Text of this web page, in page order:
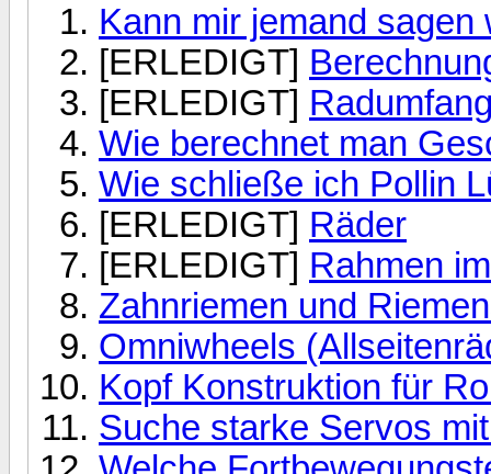
Kann mir jemand sagen
[ERLEDIGT]
[ERLEDIGT]
Wie berechnet man
Wie schließe ich Pollin
[ERLEDIGT] Räder
[ERLEDIGT] Rahmen
Zahnriemen und
Omniwheels
Kopf Konstruktion für
Suche starke Servos